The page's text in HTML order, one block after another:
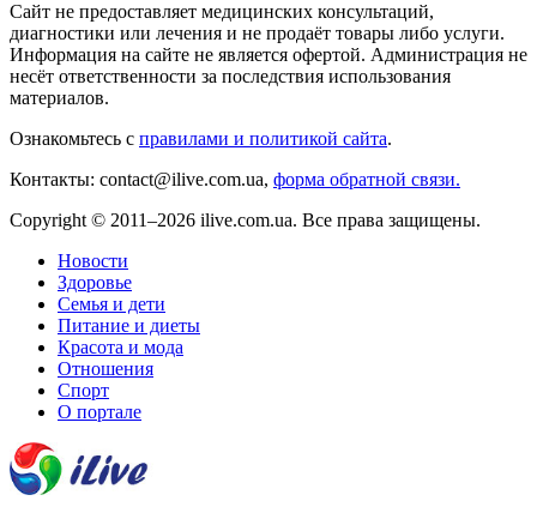
Сайт не предоставляет медицинских консультаций,
диагностики или лечения и не продаёт товары либо услуги.
Информация на сайте не является офертой. Администрация не
несёт ответственности за последствия использования
материалов.
Ознакомьтесь с правилами и политикой сайта.
Контакты: contact@ilive.com.ua, форма обратной связи.
Copyright © 2011–2026 ilive.com.ua. Все права защищены.
Новости
Здоровье
Семья и дети
Питание и диеты
Красота и мода
Отношения
Спорт
О портале